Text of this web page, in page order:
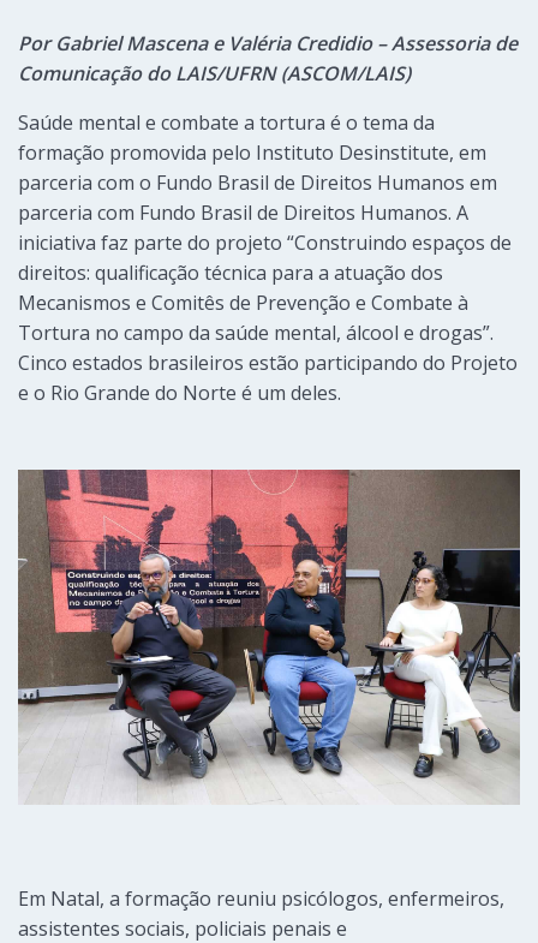
Por Gabriel Mascena e Valéria Credidio – Assessoria de
Comunicação do LAIS/UFRN (ASCOM/LAIS)
Saúde mental e combate a tortura é o tema da
formação promovida pelo Instituto Desinstitute, em
parceria com o Fundo Brasil de Direitos Humanos em
parceria com Fundo Brasil de Direitos Humanos. A
iniciativa faz parte do projeto “Construindo espaços de
direitos: qualificação técnica para a atuação dos
Mecanismos e Comitês de Prevenção e Combate à
Tortura no campo da saúde mental, álcool e drogas”.
Cinco estados brasileiros estão participando do Projeto
e o Rio Grande do Norte é um deles.
Em Natal, a formação reuniu psicólogos, enfermeiros,
assistentes sociais, policiais penais e